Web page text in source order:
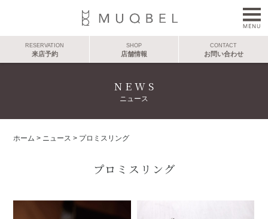
RESERVATION
来店予約
SHOP
店舗情報
CONTACT
お問い合わせ
NEWS
ニュース
ホーム > ニュース > プロミスリング
プロミスリング